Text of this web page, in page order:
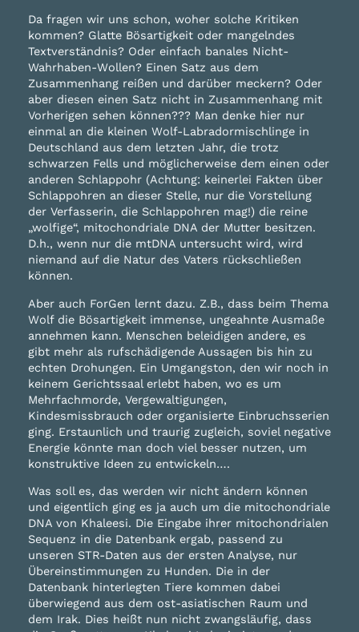
Da fragen wir uns schon, woher solche Kritiken
kommen? Glatte Bösartigkeit oder mangelndes
Textverständnis? Oder einfach banales Nicht-
Wahrhaben-Wollen? Einen Satz aus dem
Zusammenhang reißen und darüber meckern? Oder
aber diesen einen Satz nicht in Zusammenhang mit
Vorherigen sehen können??? Man denke hier nur
einmal an die kleinen Wolf-Labradormischlinge in
Deutschland aus dem letzten Jahr, die trotz
schwarzen Fells und möglicherweise dem einen oder
anderen Schlappohr (Achtung: keinerlei Fakten über
Schlappohren an dieser Stelle, nur die Vorstellung
der Verfasserin, die Schlappohren mag!) die reine
„wolfige“, mitochondriale DNA der Mutter besitzen.
D.h., wenn nur die mtDNA untersucht wird, wird
niemand auf die Natur des Vaters rückschließen
können.
Aber auch ForGen lernt dazu. Z.B., dass beim Thema
Wolf die Bösartigkeit immense, ungeahnte Ausmaße
annehmen kann. Menschen beleidigen andere, es
gibt mehr als rufschädigende Aussagen bis hin zu
echten Drohungen. Ein Umgangston, den wir noch in
keinem Gerichtssaal erlebt haben, wo es um
Mehrfachmorde, Vergewaltigungen,
Kindesmissbrauch oder organisierte Einbruchsserien
ging. Erstaunlich und traurig zugleich, soviel negative
Energie könnte man doch viel besser nutzen, um
konstruktive Ideen zu entwickeln….
Was soll es, das werden wir nicht ändern können
und eigentlich ging es ja auch um die mitochondriale
DNA von Khaleesi. Die Eingabe ihrer mitochondrialen
Sequenz in die Datenbank ergab, passend zu
unseren STR-Daten aus der ersten Analyse, nur
Übereinstimmungen zu Hunden. Die in der
Datenbank hinterlegten Tiere kommen dabei
überwiegend aus dem ost-asiatischen Raum und
dem Irak. Dies heißt nun nicht zwangsläufig, dass